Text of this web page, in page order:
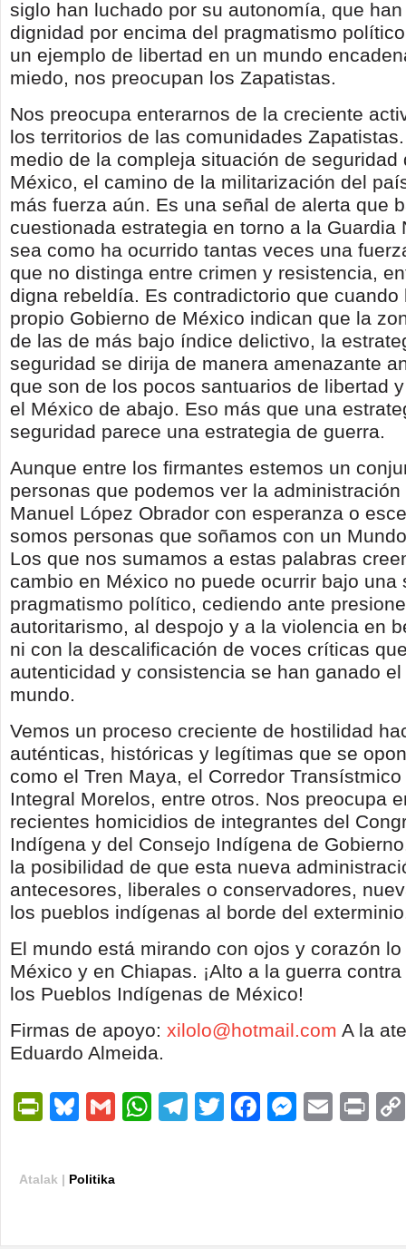
siglo han luchado por su autonomía, que
dignidad por encima del pragmatismo
un ejemplo de libertad en un mundo
miedo, nos preocupan los Zapatistas.
Nos preocupa enterarnos de la creciente
los territorios de las comunidades
medio de la compleja situación de seguridad
México, el camino de la militarización del
más fuerza aún. Es una señal de alerta que
cuestionada estrategia en torno a la Guardia
sea como ha ocurrido tantas veces una
que no distinga entre crimen y resistencia,
digna rebeldía. Es contradictorio que cuando
propio Gobierno de México indican que la
de las de más bajo índice delictivo, la
seguridad se dirija de manera amenazante
que son de los pocos santuarios de libertad
el México de abajo. Eso más que una
seguridad parece una estrategia de guerra.
Aunque entre los firmantes estemos un
personas que podemos ver la administración
Manuel López Obrador con esperanza o
somos personas que soñamos con un
Los que nos sumamos a estas palabras
cambio en México no puede ocurrir bajo una
pragmatismo político, cediendo ante
autoritarismo, al despojo y a la violencia en
ni con la descalificación de voces críticas
autenticidad y consistencia se han ganado
mundo.
Vemos un proceso creciente de hostilidad
auténticas, históricas y legítimas que se
como el Tren Maya, el Corredor
Integral Morelos, entre otros. Nos preocupa
recientes homicidios de integrantes del
Indígena y del Consejo Indígena de
la posibilidad de que esta nueva
antecesores, liberales o conservadores,
los pueblos indígenas al borde del
El mundo está mirando con ojos y corazón
México y en Chiapas. ¡Alto a la guerra
los Pueblos Indígenas de México!
Firmas de apoyo: xilolo@hotmail.com A la
Eduardo Almeida.
PrintFriendly
Bluesky
GmailWhatsApp
Telegram
TwitterFacebook
Email
Atalak | Politika